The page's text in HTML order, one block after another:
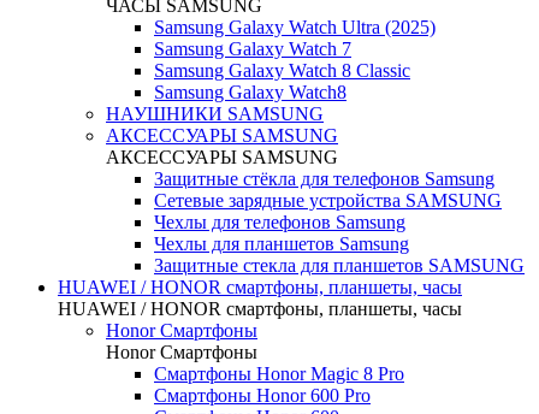
ЧАСЫ SAMSUNG
Samsung Galaxy Watch Ultra (2025)
Samsung Galaxy Watch 7
Samsung Galaxy Watch 8 Classic
Samsung Galaxy Watch8
НАУШНИКИ SAMSUNG
АКСЕССУАРЫ SAMSUNG
АКСЕССУАРЫ SAMSUNG
Защитные стёкла для телефонов Samsung
Сетевые зарядные устройства SAMSUNG
Чехлы для телефонов Samsung
Чехлы для планшетов Samsung
Защитные стекла для планшетов SAMSUNG
HUAWEI / HONOR cмартфоны, планшеты, часы
HUAWEI / HONOR cмартфоны, планшеты, часы
Honor Смартфоны
Honor Смартфоны
Смартфоны Honor Magic 8 Pro
Смартфоны Honor 600 Pro